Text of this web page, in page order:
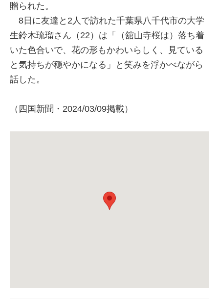
贈られた。
8日に友達と2人で訪れた千葉県八千代市の大学
生鈴木琉瑠さん（22）は「（舘山寺桜は）落ち着
いた色合いで、花の形もかわいらしく、見ている
と気持ちが穏やかになる」と笑みを浮かべながら
話した。
（四国新聞・2024/03/09掲載）